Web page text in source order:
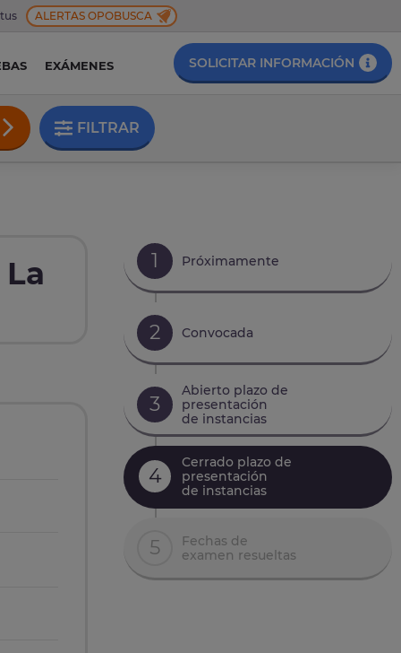
ALERTAS OPOBUSCA
EXÁMENES SOLICITAR INFORMACIÓN
FILTRAR
1 Próximamente
2 Convocada
3
Abierto plazo de
presentación
de instancias
4
Cerrado plazo de
presentación
de instancias
5
Fechas de
examen resueltas